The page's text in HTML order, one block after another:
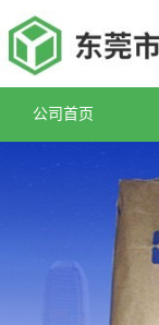
公司首页